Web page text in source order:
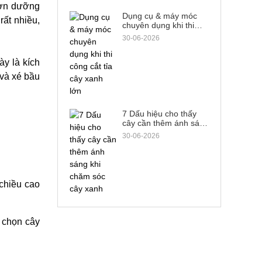
dưỡng
nhiều,
là kích
xé bầu
cao
cây
Dụng cụ & máy móc
chuyên dụng khi thi
công cắt tỉa cây xanh
lớn
30-06-2026
7 Dấu hiệu cho thấy
cây cần thêm ánh sáng
khi chăm sóc cây xanh
30-06-2026